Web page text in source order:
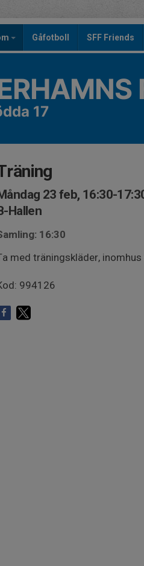
Gåfotboll SFF Friends
17
23 feb, 16:30-
Hallen
16:30
med träningskläder,
994126